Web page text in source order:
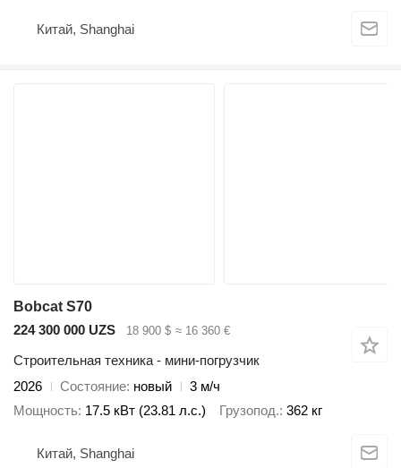
Китай, Shanghai
Bobcat S70
224 300 000 UZS
18 900 $ ≈ 16 360 €
Строительная техника - мини-погрузчик
2026
Состояние новый
3 м/ч
Мощность 17.5 кВт (23.81 л.с.) Грузопод. 362 кг
Китай, Shanghai